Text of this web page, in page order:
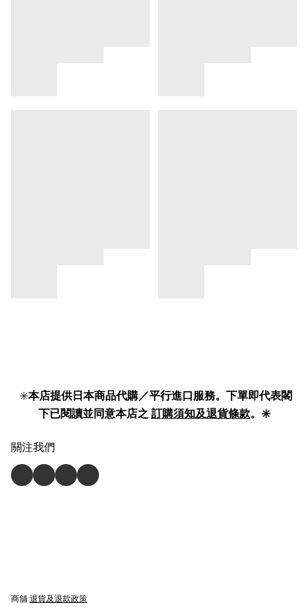
✳️本店提供日本商品代購／平行進口服務。下單即代表閣
下已閱讀並同意本店之 訂購須知及退貨條款。✳️
關注我們
商舖 退貨及退款政策